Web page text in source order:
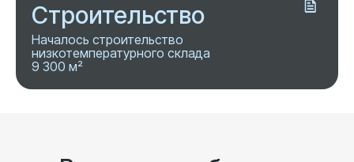
Строительство
Началось строительство
низкотемпературного склада
9 300 м²